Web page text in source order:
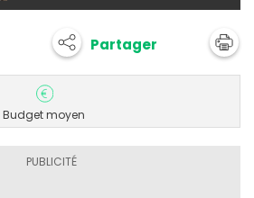
Partager
Budget moyen